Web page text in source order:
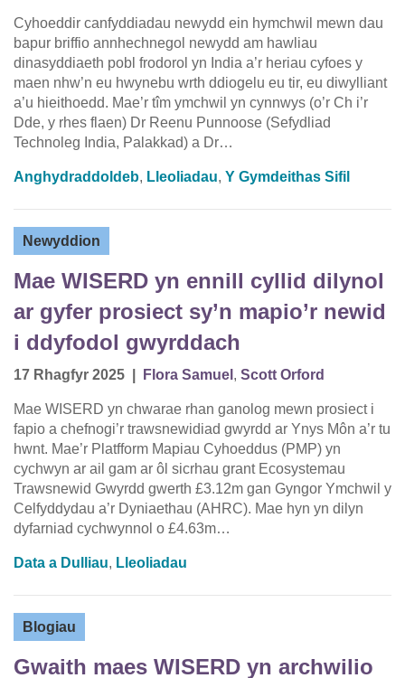
Cyhoeddir canfyddiadau newydd ein hymchwil mewn dau
bapur briffio annhechnegol newydd am hawliau
dinasyddiaeth pobl frodorol yn India a’r heriau cyfoes y
maen nhw’n eu hwynebu wrth ddiogelu eu tir, eu diwylliant
a’u hieithoedd. Mae’r tîm ymchwil yn cynnwys (o’r Ch i’r
Dde, y rhes flaen) Dr Reenu Punnoose (Sefydliad
Technoleg India, Palakkad) a Dr…
Anghydraddoldeb, Lleoliadau, Y Gymdeithas Sifil
Newyddion
Mae WISERD yn ennill cyllid dilynol
ar gyfer prosiect sy’n mapio’r newid
i ddyfodol gwyrddach
17 Rhagfyr 2025 Flora Samuel , Scott Orford
Mae WISERD yn chwarae rhan ganolog mewn prosiect i
fapio a chefnogi’r trawsnewidiad gwyrdd ar Ynys Môn a’r tu
hwnt. Mae’r Platfform Mapiau Cyhoeddus (PMP) yn
cychwyn ar ail gam ar ôl sicrhau grant Ecosystemau
Trawsnewid Gwyrdd gwerth £3.12m gan Gyngor Ymchwil y
Celfyddydau a’r Dyniaethau (AHRC). Mae hyn yn dilyn
dyfarniad cychwynnol o £4.63m…
Data a Dulliau, Lleoliadau
Blogiau
Gwaith maes WISERD yn archwilio